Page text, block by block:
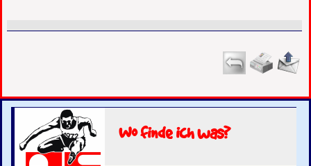
Wo finde ich was?